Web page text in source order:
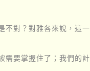
對？對雅各來說，這
要掌握住了；我們的